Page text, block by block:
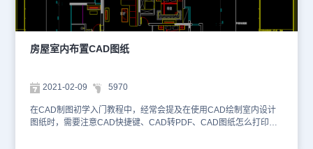
浩辰CAD官网进行在线查看。本图纸作为学习资料参考，请勿用于商
业用途。
房屋室内布置CAD图纸
2021-02-09 5970
在CAD制图初学入门教程中，经常会提及在使用CAD绘制室内设计
图纸时，需要注意CAD快捷键、CAD转PDF、CAD图纸怎么打印等